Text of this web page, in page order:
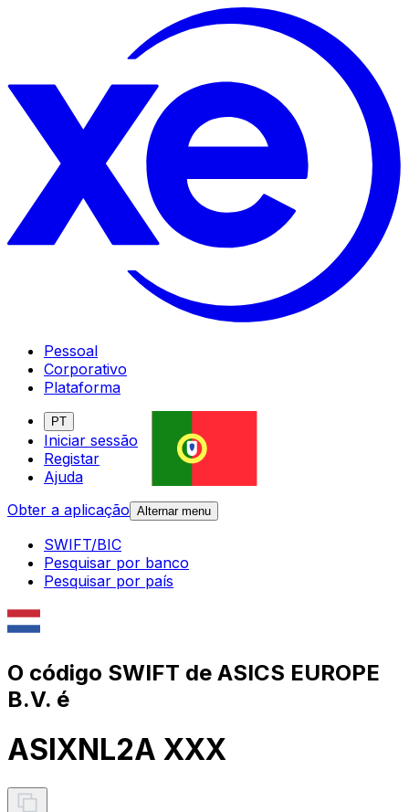
Pessoal
Corporativo
Plataforma
PT
Iniciar sessão
Registar
Ajuda
Obter a aplicação Alternar menu
SWIFT/BIC
Pesquisar por banco
Pesquisar por país
O código SWIFT de ASICS EUROPE
B.V. é
ASIXNL2A XXX